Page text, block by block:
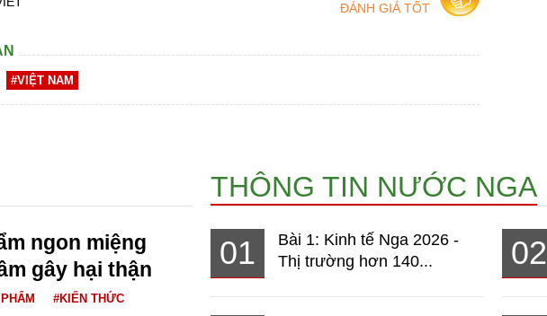
ĐÁNH GIÁ TỐT
#VIỆT NAM
ngon miệng
gây hại thận
#KIẾN THỨC
THÔNG TIN NƯỚC NGA
01
Bài 1: Kinh tế Nga 2026 -
Thị trường hơn 140...
02